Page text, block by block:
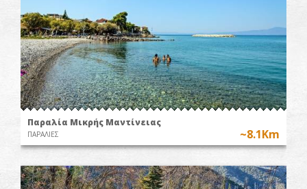
Παραλία Μικρής Μαντίνειας
ΠΑΡΑΛΙΕΣ ~8.1Km